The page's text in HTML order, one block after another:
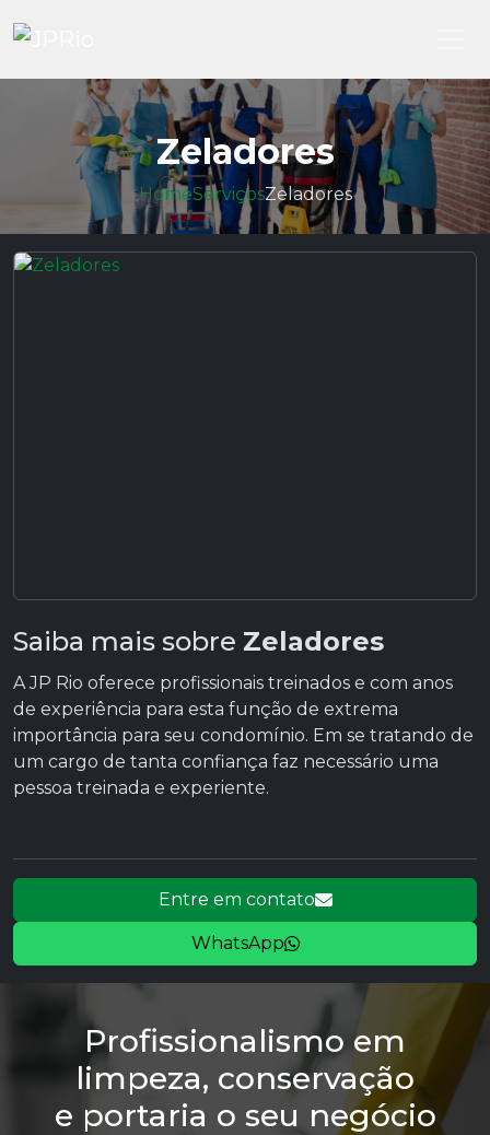
HomeServiçosZeladores
Zeladores
Saiba mais sobre Zeladores
A JP Rio oferece profissionais treinados e com anos
de experiência para esta função de extrema
importância para seu condomínio. Em se tratando de
um cargo de tanta confiança faz necessário uma
pessoa treinada e experiente.
Entre em contato
WhatsApp
Profissionalismo em
limpeza, conservação
e portaria o seu negócio